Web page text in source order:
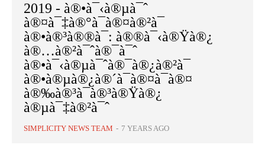
2019 - à®•à¯‹à®µà¯ˆ
à®¤à¯‡à®°à¯à®¤à®²à¯
à®•à®³à®®à¯: à®®à¯‹à®Ÿà®¿
à®…à®²à¯ˆà®¯à¯ˆ
à®•à¯‹à®µà¯ˆà®¯à®¿à®²à¯
à®•à®µà®¿à®´à¯à®¤à¯à®¤
à®‰à®³à¯à®³à®Ÿà®¿
à®µà¯‡à®²à¯ˆ
SIMPLICITY NEWS TEAM - 7 YEARS AGO